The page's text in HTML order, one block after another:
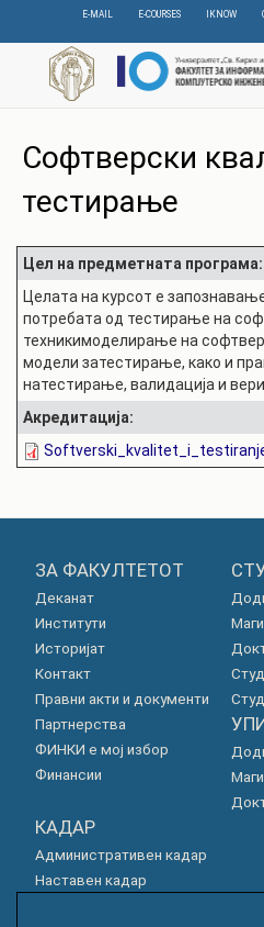
content
E-MAIL E-COURSES IKNOW
Софтверски
тестирање
Цел на предметната програма:
Целата на курсот е
потребата од тестирање на
техникимоделирање на
модели затестирање, како и
натестирање, валидација и
Акредитација:
ЗА ФАКУЛТЕТОТ
Деканат
Институти
Историјат
Контакт
Правни акти и документи
Партнерства
ФИНКИ е мој избор
Финансии
КАДАР
Административен кадар
Наставен кадар